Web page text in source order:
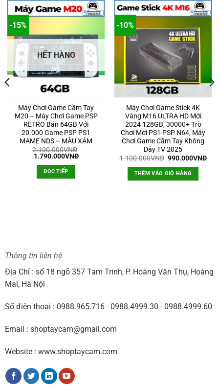
-15%
HẾT HÀNG
Máy Chơi Game Cầm Tay
M20 – Máy Chơi Game PSP
RETRO Bản 64GB Với
20.000 Game PSP PS1
MAME NDS – MÀU XÁM
2.100.000VNĐ
Giá
2.100.000VNĐ.
1.790.000VNĐGiá
ĐỌC TIẾP
-10%
Máy Chơi Game Stick 4K
Vàng M16 ULTRA HD Mới
2024 128GB, 30000+ Trò
Chơi Mới PS1 PSP N64, Máy
Chơi Game Cầm Tay Không
Dây TV 2025
1.100.000VNĐ Giá
là:
1.100.000VNĐ.
990.000VNĐGiá
THÊM VÀO GIỎ HÀNG
Thông tin liên hệ
Địa Chỉ : số 18 ngõ 357 Tam Trinh, P. Hoàng Văn Thụ, Hoàng
Mai, Hà Nội
Số điện thoại : 0988.965.716 - 0988.4999.30 - 0988.4999.60
Email : shoptaycam@gmail.com
Website : www.shoptaycam.com